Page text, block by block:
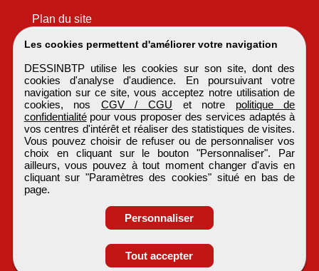
Les cookies permettent d'améliorer votre navigation
DESSINBTP utilise les cookies sur son site, dont des
cookies d'analyse d'audience. En poursuivant votre
navigation sur ce site, vous acceptez notre utilisation de
cookies, nos CGV / CGU et notre politique de
confidentialitépour vous proposer des services adaptés à
vos centres d'intérêt et réaliser des statistiques de visites.
Vous pouvez choisir de refuser ou de personnaliser vos
choix en cliquant sur le bouton "Personnaliser". Par
ailleurs, vous pouvez à tout moment changer d'avis en
cliquant sur "Paramètres des cookies" situé en bas de
page.
Personnaliser
Tout accepter
Plan du site
DESSINBTP